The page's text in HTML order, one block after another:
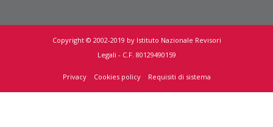
Copyright © 2002-2019 by Istituto Nazionale Revisori
Legali - C.F. 80129490159
Privacy Cookies policy Requisiti di sistema